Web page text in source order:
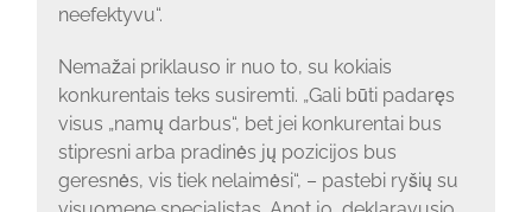
neefektyvu“.
Nemažai priklauso ir nuo to, su kokiais
konkurentais teks susiremti. „Gali būti padaręs
visus „namų darbus“, bet jei konkurentai bus
stipresni arba pradinės jų pozicijos bus
geresnės, vis tiek nelaimėsi“, – pastebi ryšių su